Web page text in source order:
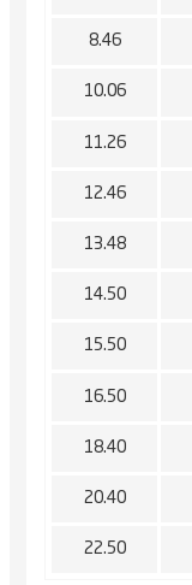
8.46
10.06
11.26
12.46
13.48
14.50
15.50
16.50
18.40
20.40
22.50